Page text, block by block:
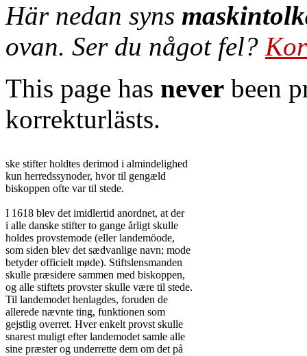
Här nedan syns
ovan. Ser du något fel?
This page has never been
korrekturlästs.
ske stifter holdtes derimod i almindelighed
kun herredssynoder, hvor til gengæld
biskoppen ofte var til stede.
I 1618 blev det imidlertid anordnet, at der
i alle danske stifter to gange årligt skulle
holdes provstemode (eller landemöode,
som siden blev det sædvanlige navn; mode
betyder officielt møde). Stiftslensmanden
skulle præsidere sammen med biskoppen,
og alle stiftets provster skulle være til stede.
Til landemodet henlagdes, foruden de
allerede nævnte ting, funktionen som
gejstlig overret. Hver enkelt provst skulle
snarest muligt efter landemodet samle alle
sine præster og underrette dem om det på